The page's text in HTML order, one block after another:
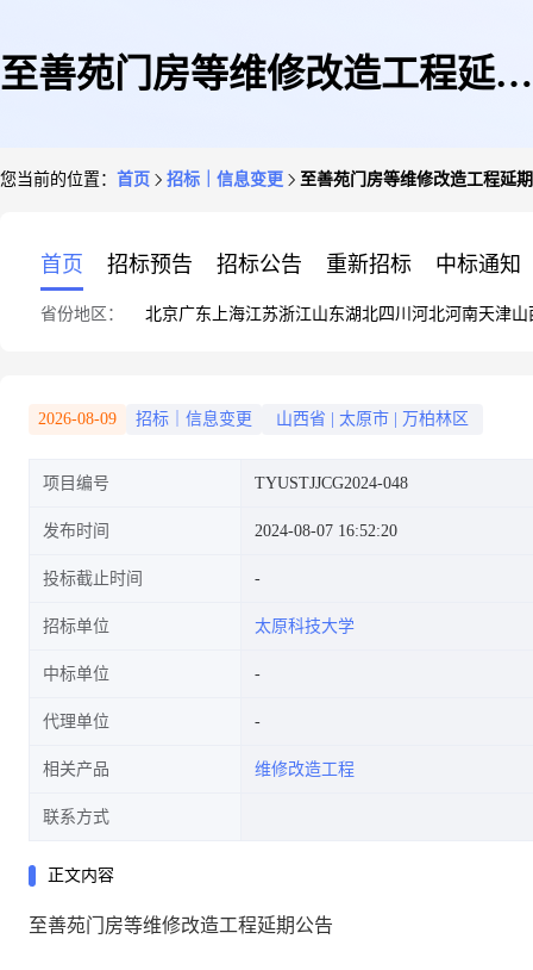
至善苑门房等维修改造工程延期
您当前的位置： 首页 招标｜信息变更 至善苑门房等维修改造工程延
首页 招标预告 招标公告 重新招标 中标通知
省份地区： 北京广东 上海江苏浙江山东湖北四川 河北河南天津山
2026-08-09 招标｜信息变更 山西省 太原市 万柏林区
项目编号 TYUSTJJCG2024-048
发布时间 2024-08-07 16:52:20
投标截止时间
招标单位 太原科技大学
中标单位
代理单位
相关产品 维修改造工程
联系方式
正文内容
至善苑门房等维修改造工程延期公告